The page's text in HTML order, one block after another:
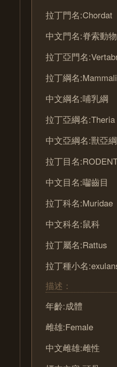
拉丁門名:Chordat
中文門名:脊索動
拉丁亞門名
拉丁綱名
中文綱名:哺乳綱
拉丁亞綱名:Theria
中文亞綱名:獸亞綱
拉丁目名
中文目名:囓齒目
拉丁科名:Muridae
中文科名:鼠科
拉丁屬名:Rattus
拉丁種小名
描述：
年齡:成體
雌雄:Female
中文雌雄:雌性